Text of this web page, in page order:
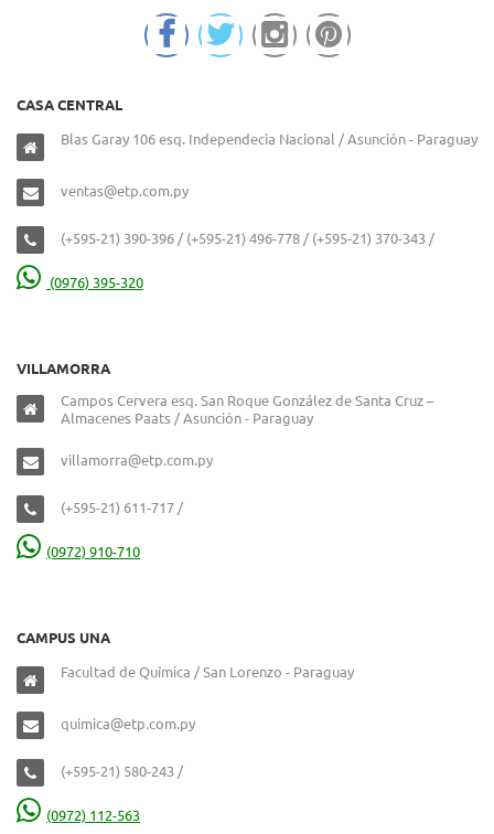
CASA CENTRAL
Blas Garay 106 esq. Independecia Nacional / Asunción - Paraguay
ventas@etp.com.py
(+595-21) 390-396 / (+595-21) 496-778 / (+595-21) 370-343 /
(0976) 395-320
VILLAMORRA
Campos Cervera esq. San Roque González de Santa Cruz –
Almacenes Paats / Asunción - Paraguay
villamorra@etp.com.py
(+595-21) 611-717 /
(0972) 910-710
CAMPUS UNA
Facultad de Química / San Lorenzo - Paraguay
quimica@etp.com.py
(+595-21) 580-243 /
(0972) 112-563